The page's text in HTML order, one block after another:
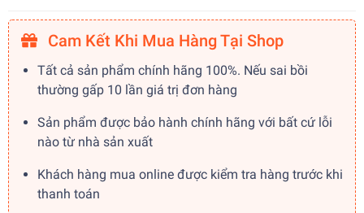
Cam Kết Khi Mua Hàng Tại Shop
Tất cả sản phẩm chính hãng 100%. Nếu sai bồi
thường gấp 10 lần giá trị đơn hàng
Sản phẩm được bảo hành chính hãng với bất cứ lỗi
nào từ nhà sản xuất
Khách hàng mua online được kiểm tra hàng trước khi
thanh toán